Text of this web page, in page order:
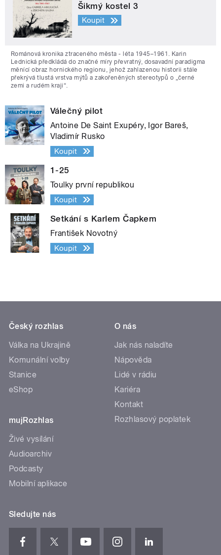
Šikmý kostel 3
Koupit
Románová kronika ztraceného města - léta 1945–1961. Karin
Lednická předkládá do značné míry převratný, dosavadní paradigma
měnící obraz hornického regionu, jehož zahlazenou historii stále
překrývá tlustá vrstva mýtů a zakořeněných stereotypů o „černé
zemi a rudém kraji“.
Válečný pilot
Antoine De Saint Exupéry, Igor Bareš,
Vladimír Rusko
Koupit
1-25
Toulky první republikou
Koupit
Setkání s Karlem Čapkem
František Novotný
Koupit
Český rozhlas
Válka na Ukrajině
Komunální volby
Stanice
eShop
mujRozhlas
Živé vysílání
Audioarchiv
Podcasty
Mobilní aplikace
O nás
Jak nás naladíte
Nápověda
Lidé v rádiu
Kariéra
Kontakt
Rozhlasový poplatek
Sledujte nás